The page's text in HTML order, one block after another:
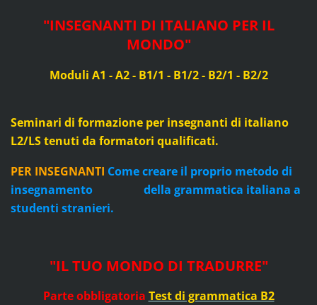
"INSEGNANTI DI ITALIANO PER IL
MONDO"
Moduli A1 - A2 - B1/1 - B1/2 - B2/1 - B2/2
Seminari di formazione per insegnanti di italiano
L2/LStenuti da formatori qualificati.
PER INSEGNANTI Come creare il proprio metodo di
insegnamento della grammatica italiana a
studenti stranieri.
"IL TUO MONDO DI TRADURRE"
Parte obbligatoria Test di grammatica B2